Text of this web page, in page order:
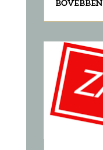
BŐVEBBEN